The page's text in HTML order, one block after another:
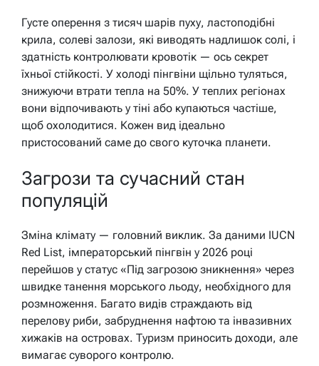
Густе оперення з тисяч шарів пуху, ластоподібні
крила, солеві залози, які виводять надлишок солі, і
здатність контролювати кровотік — ось секрет
їхньої стійкості. У холоді пінгвіни щільно туляться,
знижуючи втрати тепла на 50%. У теплих регіонах
вони відпочивають у тіні або купаються частіше,
щоб охолодитися. Кожен вид ідеально
пристосований саме до свого куточка планети.
Загрози та сучасний стан
популяцій
Зміна клімату — головний виклик. За даними IUCN
Red List, імператорський пінгвін у 2026 році
перейшов у статус «Під загрозою зникнення» через
швидке танення морського льоду, необхідного для
розмноження. Багато видів страждають від
перелову риби, забруднення нафтою та інвазивних
хижаків на островах. Туризм приносить доходи, але
вимагає суворого контролю.